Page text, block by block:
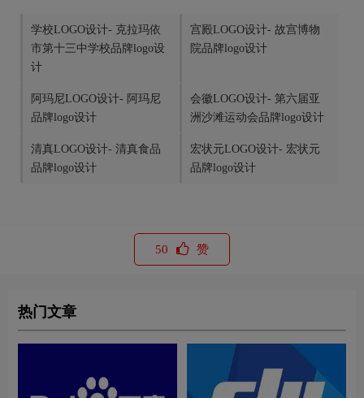
学校LOGO设计- 克拉玛依
市第十三中学校品牌logo设
计
宫殿LOGO设计- 故宫博物
院品牌logo设计
阿玛尼LOGO设计- 阿玛尼
品牌logo设计
会徽LOGO设计- 第六届亚
洲沙滩运动会品牌logo设计
清真LOGO设计- 清真食品
品牌logo设计
宏状元LOGO设计- 宏状元
品牌logo设计
50 赞
热门文章